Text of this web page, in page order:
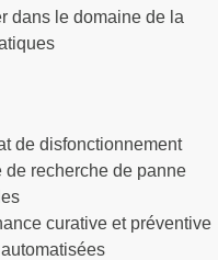
dans le domaine de la
de disfonctionnement
recherche de panne
curative et préventive